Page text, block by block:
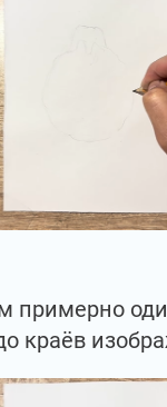
примерно
краёв